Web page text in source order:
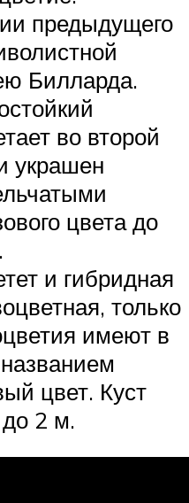
предыдущего
Билларда.
во второй
украшен
цвета до
и гибридная
только
имеют в
цвет. Куст
2 м.